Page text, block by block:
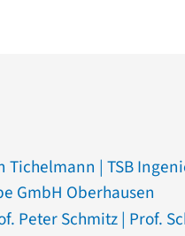
Tichelmann | TSB
GmbH Oberhausen
Peter Schmitz | Prof.